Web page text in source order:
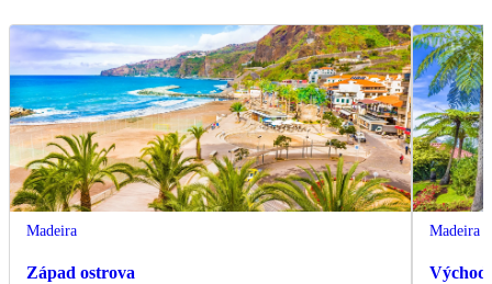
Madeira
Západ ostrova
Madeira
Východ